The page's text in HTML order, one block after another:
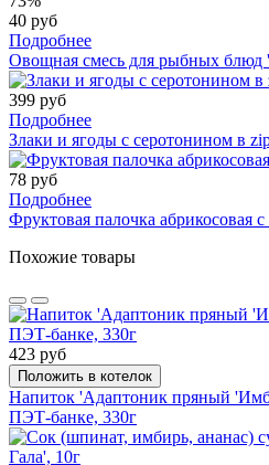
40 руб
Подробнее
Овощная смесь для рыбных блюд
399 руб
Подробнее
Злаки и ягоды с серотонином в
78 руб
Подробнее
Фруктовая палочка абрикосовая
Похожие товары
423 руб
Положить в котелок
Напиток 'Адаптоник пряный
ПЭТ-банке, 330г